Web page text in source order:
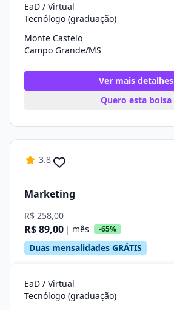
EaD / Virtual
Tecnólogo (graduação)
Monte Castelo
Campo Grande/MS
Ver mais detalhes
Quero esta bolsa
3.8
Marketing
R$ 258,00
R$ 89,00 | mês -65%
Duas mensalidades GRÁTIS
EaD / Virtual
Tecnólogo (graduação)